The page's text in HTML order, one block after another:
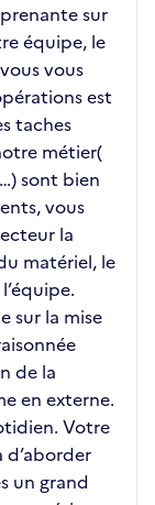
sur
équipe, le
vous
est
taches
métier(
sont bien
vous
la
matériel, le
sur la mise
de la
en externe.
Votre
un grand